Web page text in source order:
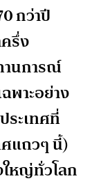
กว่าปี
รึ่ง
นการณ์
พาะอย่าง
ระเทศที่
แถวๆ นี้)
ใหญ่ทั่วโลก